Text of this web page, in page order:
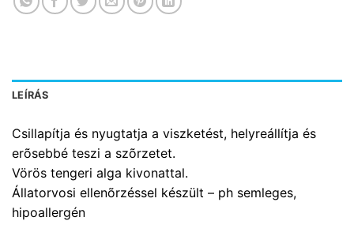
LEÍRÁS
Csillapítja és nyugtatja a viszketést, helyreállítja és
erõsebbé teszi a szõrzetet.
Vörös tengeri alga kivonattal.
Állatorvosi ellenõrzéssel készült – ph semleges,
hipoallergén